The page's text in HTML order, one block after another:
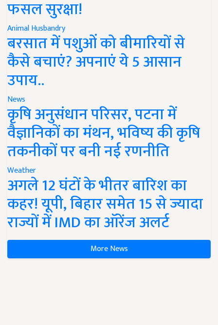
फसल सुरक्षा!
Animal Husbandry
बरसात में पशुओं को बीमारियों से
कैसे बचाएं? अपनाएं ये 5 आसान
उपाय..
News
कृषि अनुसंधान परिसर, पटना में
वैज्ञानिकों का मंथन, भविष्य की कृषि
तकनीकों पर बनी नई रणनीति
Weather
अगले 12 घंटों के भीतर बारिश का
कहर! यूपी, बिहार समेत 15 से ज्यादा
राज्यों में IMD का ऑरेंज अलर्ट
More News